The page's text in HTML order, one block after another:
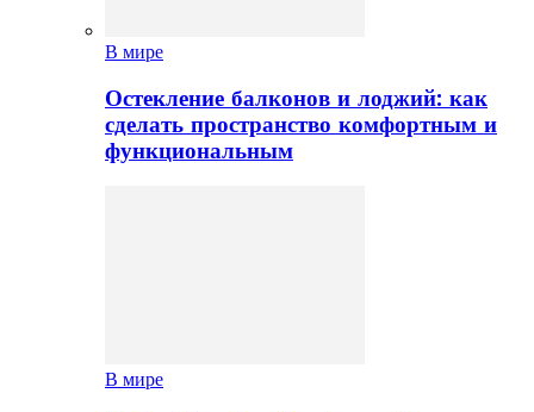
В мире
Остекление балконов и лоджий: как
сделать пространство комфортным и
функциональным
В мире